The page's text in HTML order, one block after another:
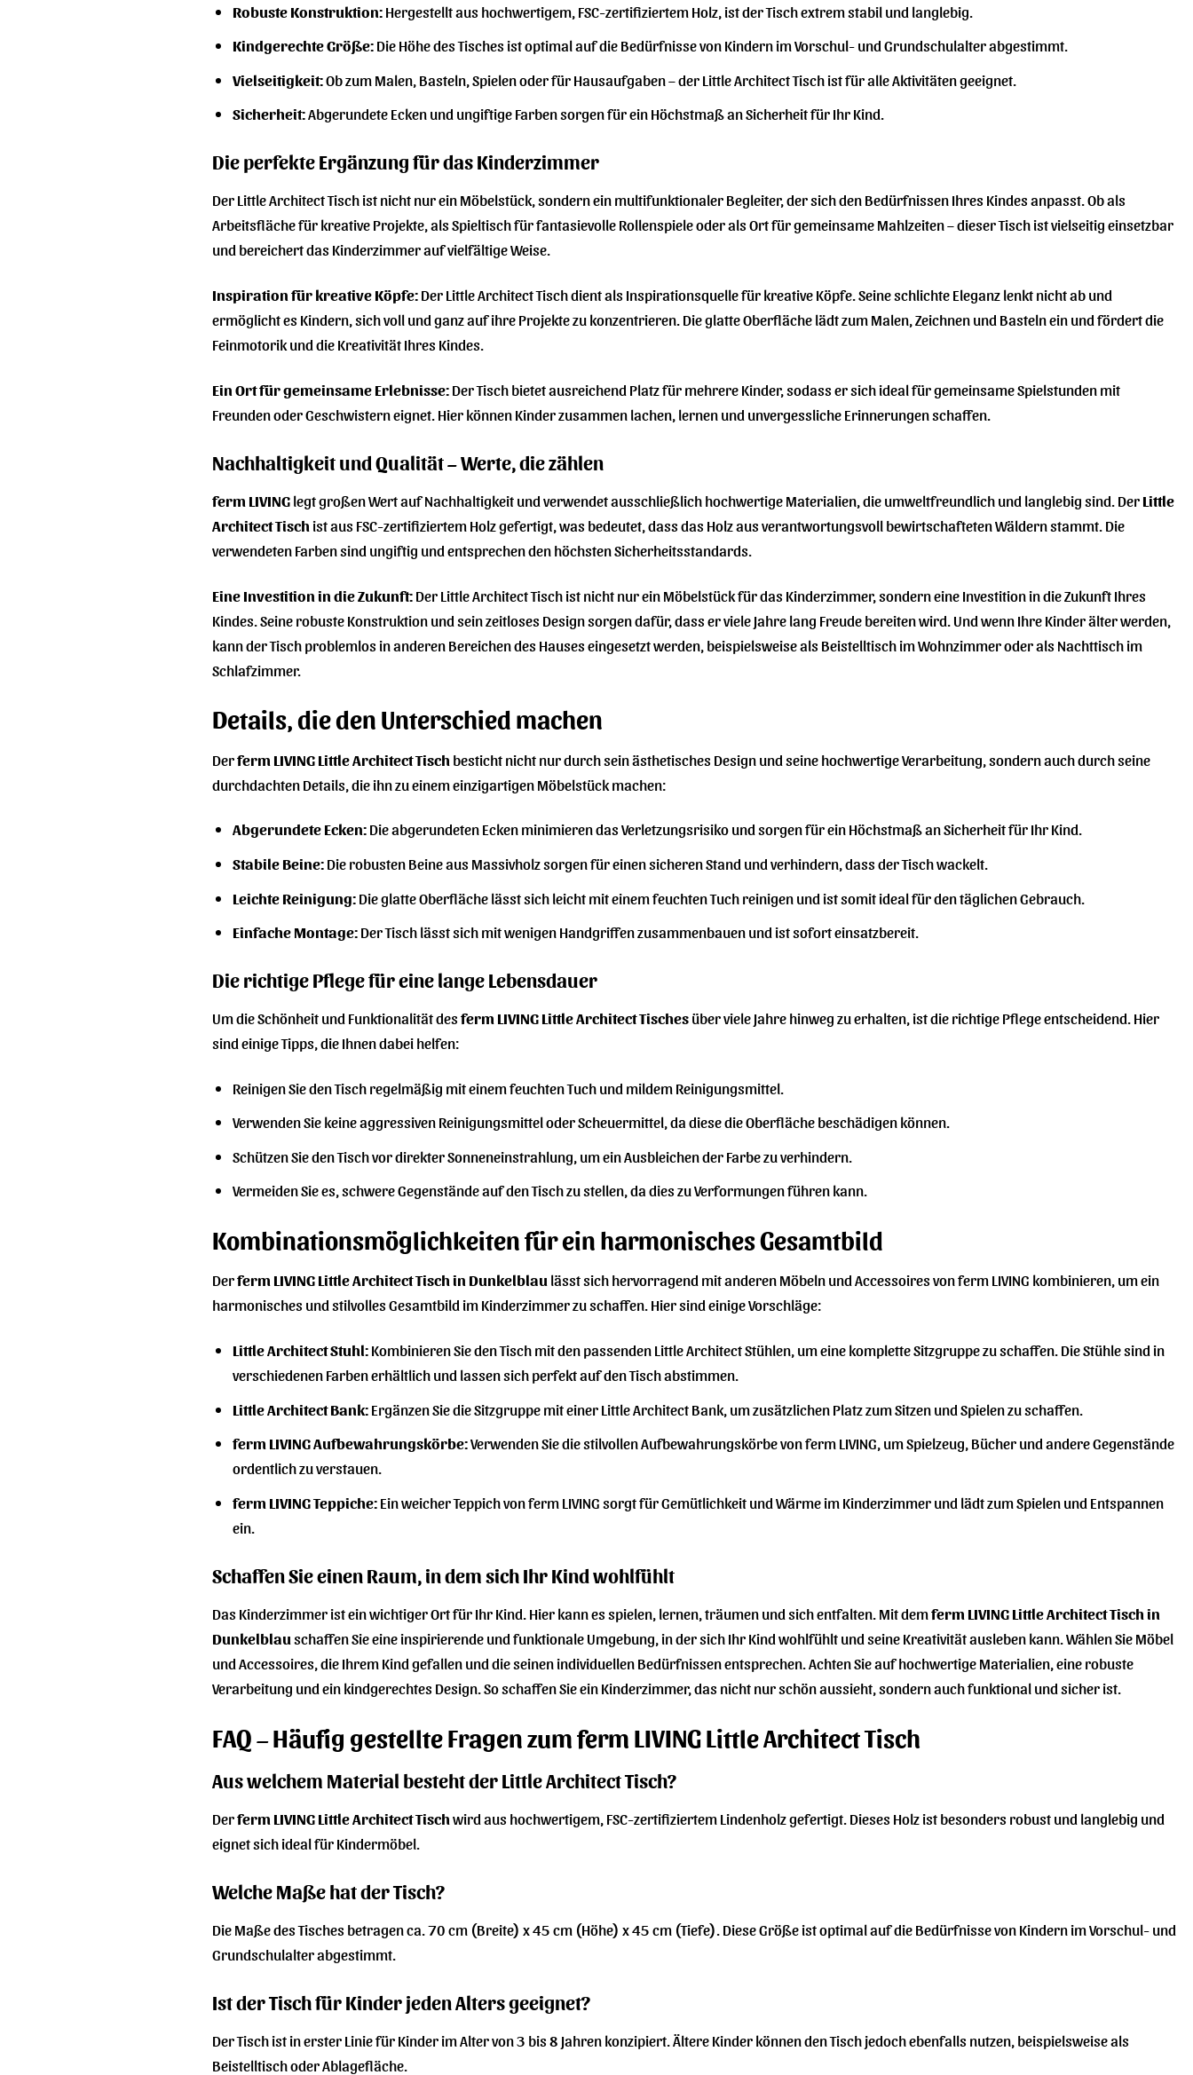
Robuste Konstruktion:Hergestellt aus hochwertigem, FSC-zertifiziertem Holz, ist der Tisch extrem stabil und langlebig.
Kindgerechte Größe:Die Höhe des Tisches ist optimal auf die Bedürfnisse von Kindern im Vorschul- und Grundschulalter abgestimmt.
Vielseitigkeit:Ob zum Malen, Basteln, Spielen oder für Hausaufgaben – der Little Architect Tisch ist für alle Aktivitäten geeignet.
Sicherheit:Abgerundete Ecken und ungiftige Farben sorgen für ein Höchstmaß an Sicherheit für Ihr Kind.
Die perfekte Ergänzung für das Kinderzimmer
Der Little Architect Tisch ist nicht nur ein Möbelstück, sondern ein multifunktionaler Begleiter, der sich den Bedürfnissen Ihres Kindes anpasst. Ob als
Arbeitsfläche für kreative Projekte, als Spieltisch für fantasievolle Rollenspiele oder als Ort für gemeinsame Mahlzeiten – dieser Tisch ist vielseitig einsetzbar
und bereichert das Kinderzimmer auf vielfältige Weise.
Inspiration für kreative Köpfe:Der Little Architect Tisch dient als Inspirationsquelle für kreative Köpfe. Seine schlichte Eleganz lenkt nicht ab und
ermöglicht es Kindern, sich voll und ganz auf ihre Projekte zu konzentrieren. Die glatte Oberfläche lädt zum Malen, Zeichnen und Basteln ein und fördert die
Feinmotorik und die Kreativität Ihres Kindes.
Ein Ort für gemeinsame Erlebnisse:Der Tisch bietet ausreichend Platz für mehrere Kinder, sodass er sich ideal für gemeinsame Spielstunden mit
Freunden oder Geschwistern eignet. Hier können Kinder zusammen lachen, lernen und unvergessliche Erinnerungen schaffen.
Nachhaltigkeit und Qualität – Werte, die zählen
ferm LIVINGlegt großen Wert auf Nachhaltigkeit und verwendet ausschließlich hochwertige Materialien, die umweltfreundlich und langlebig sind. DerLittle
Architect Tisch ist aus FSC-zertifiziertem Holz gefertigt, was bedeutet, dass das Holz aus verantwortungsvoll bewirtschafteten Wäldern stammt. Die
verwendeten Farben sind ungiftig und entsprechen den höchsten Sicherheitsstandards.
Eine Investition in die Zukunft:Der Little Architect Tisch ist nicht nur ein Möbelstück für das Kinderzimmer, sondern eine Investition in die Zukunft Ihres
Kindes. Seine robuste Konstruktion und sein zeitloses Design sorgen dafür, dass er viele Jahre lang Freude bereiten wird. Und wenn Ihre Kinder älter werden,
kann der Tisch problemlos in anderen Bereichen des Hauses eingesetzt werden, beispielsweise als Beistelltisch im Wohnzimmer oder als Nachttisch im
Schlafzimmer.
Details, die den Unterschied machen
Derferm LIVING Little Architect Tisch besticht nicht nur durch sein ästhetisches Design und seine hochwertige Verarbeitung, sondern auch durch seine
durchdachten Details, die ihn zu einem einzigartigen Möbelstück machen:
Abgerundete Ecken:Die abgerundeten Ecken minimieren das Verletzungsrisiko und sorgen für ein Höchstmaß an Sicherheit für Ihr Kind.
Stabile Beine:Die robusten Beine aus Massivholz sorgen für einen sicheren Stand und verhindern, dass der Tisch wackelt.
Leichte Reinigung:Die glatte Oberfläche lässt sich leicht mit einem feuchten Tuch reinigen und ist somit ideal für den täglichen Gebrauch.
Einfache Montage:Der Tisch lässt sich mit wenigen Handgriffen zusammenbauen und ist sofort einsatzbereit.
Die richtige Pflege für eine lange Lebensdauer
Um die Schönheit und Funktionalität desferm LIVING Little Architect Tischesüber viele Jahre hinweg zu erhalten, ist die richtige Pflege entscheidend. Hier
sind einige Tipps, die Ihnen dabei helfen:
Reinigen Sie den Tisch regelmäßig mit einem feuchten Tuch und mildem Reinigungsmittel.
Verwenden Sie keine aggressiven Reinigungsmittel oder Scheuermittel, da diese die Oberfläche beschädigen können.
Schützen Sie den Tisch vor direkter Sonneneinstrahlung, um ein Ausbleichen der Farbe zu verhindern.
Vermeiden Sie es, schwere Gegenstände auf den Tisch zu stellen, da dies zu Verformungen führen kann.
Kombinationsmöglichkeiten für ein harmonisches Gesamtbild
Derferm LIVING Little Architect Tisch in Dunkelblau lässt sich hervorragend mit anderen Möbeln und Accessoires von ferm LIVING kombinieren, um ein
harmonisches und stilvolles Gesamtbild im Kinderzimmer zu schaffen. Hier sind einige Vorschläge:
Little Architect Stuhl:Kombinieren Sie den Tisch mit den passenden Little Architect Stühlen, um eine komplette Sitzgruppe zu schaffen. Die Stühle sind in
verschiedenen Farben erhältlich und lassen sich perfekt auf den Tisch abstimmen.
Little Architect Bank:Ergänzen Sie die Sitzgruppe mit einer Little Architect Bank, um zusätzlichen Platz zum Sitzen und Spielen zu schaffen.
ferm LIVING Aufbewahrungskörbe:Verwenden Sie die stilvollen Aufbewahrungskörbe von ferm LIVING, um Spielzeug, Bücher und andere Gegenstände
ordentlich zu verstauen.
ferm LIVING Teppiche:Ein weicher Teppich von ferm LIVING sorgt für Gemütlichkeit und Wärme im Kinderzimmer und lädt zum Spielen und Entspannen
ein.
Schaffen Sie einen Raum, in dem sich Ihr Kind wohlfühlt
Das Kinderzimmer ist ein wichtiger Ort für Ihr Kind. Hier kann es spielen, lernen, träumen und sich entfalten. Mit demferm LIVING Little Architect Tisch in
Dunkelblauschaffen Sie eine inspirierende und funktionale Umgebung, in der sich Ihr Kind wohlfühlt und seine Kreativität ausleben kann. Wählen Sie Möbel
und Accessoires, die Ihrem Kind gefallen und die seinen individuellen Bedürfnissen entsprechen. Achten Sie auf hochwertige Materialien, eine robuste
Verarbeitung und ein kindgerechtes Design. So schaffen Sie ein Kinderzimmer, das nicht nur schön aussieht, sondern auch funktional und sicher ist.
FAQ – Häufig gestellte Fragen zum ferm LIVING Little Architect Tisch
Aus welchem Material besteht der Little Architect Tisch?
Derferm LIVING Little Architect Tischwird aus hochwertigem, FSC-zertifiziertem Lindenholz gefertigt. Dieses Holz ist besonders robust und langlebig und
eignet sich ideal für Kindermöbel.
Welche Maße hat der Tisch?
Die Maße des Tisches betragen ca. 70 cm (Breite) x 45 cm (Höhe) x 45 cm (Tiefe). Diese Größe ist optimal auf die Bedürfnisse von Kindern im Vorschul- und
Grundschulalter abgestimmt.
Ist der Tisch für Kinder jeden Alters geeignet?
Der Tisch ist in erster Linie für Kinder im Alter von 3 bis 8 Jahren konzipiert. Ältere Kinder können den Tisch jedoch ebenfalls nutzen, beispielsweise als
Beistelltisch oder Ablagefläche.